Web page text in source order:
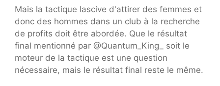
Mais la tactique lascive d'attirer des femmes et
donc des hommes dans un club à la recherche
de profits doit être abordée. Que le résultat
final mentionné par @Quantum_King_ soit le
moteur de la tactique est une question
nécessaire, mais le résultat final reste le même.